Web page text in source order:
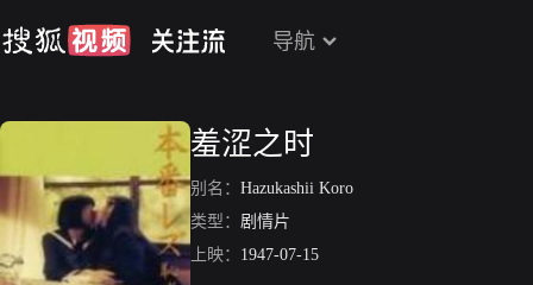
导航
羞涩之时
别名： Hazukashii Koro
类型： 剧情片
上映： 1947-07-15